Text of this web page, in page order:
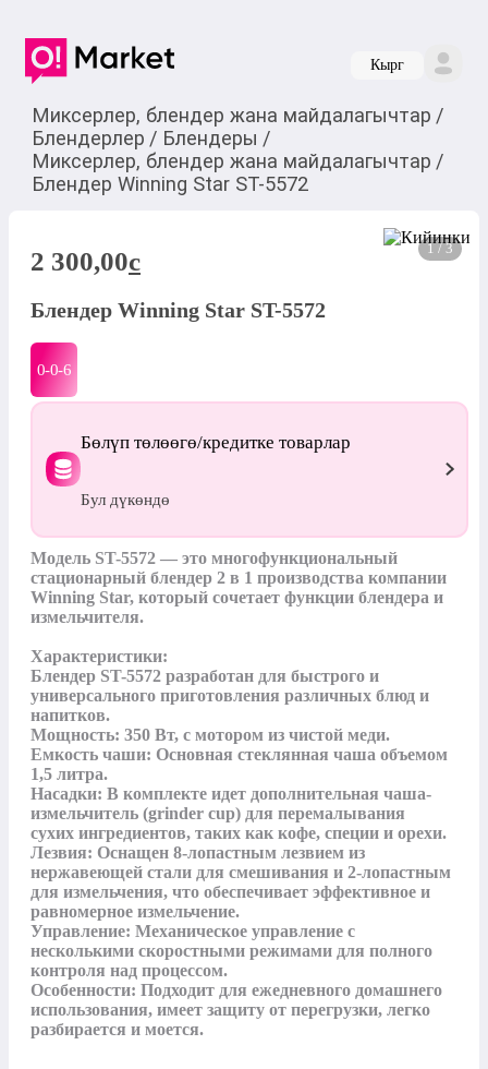
Кырг
Миксерлер, блендер жана майдалагычтар /
Блендерлер / Блендеры /
Миксерлер, блендер жана майдалагычтар /
Блендер Winning Star ST-5572
1 / 3
2 300,00c
Блендер Winning Star ST-5572
0-0-6
Бөлүп төлөөгө/кредитке товарлар
Бул дүкөндө
Модель ST-5572 — это многофункциональный
стационарный блендер 2 в 1 производства компании
Winning Star, который сочетает функции блендера и
измельчителя.
Характеристики:
Блендер ST-5572 разработан для быстрого и
универсального приготовления различных блюд и
напитков.
Мощность: 350 Вт, с мотором из чистой меди.
Емкость чаши: Основная стеклянная чаша объемом
1,5 литра.
Насадки: В комплекте идет дополнительная чаша-
измельчитель (grinder cup) для перемалывания
сухих ингредиентов, таких как кофе, специи и орехи.
Лезвия: Оснащен 8-лопастным лезвием из
нержавеющей стали для смешивания и 2-лопастным
для измельчения, что обеспечивает эффективное и
равномерное измельчение.
Управление: Механическое управление с
несколькими скоростными режимами для полного
контроля над процессом.
Особенности: Подходит для ежедневного домашнего
использования, имеет защиту от перегрузки, легко
разбирается и моется.